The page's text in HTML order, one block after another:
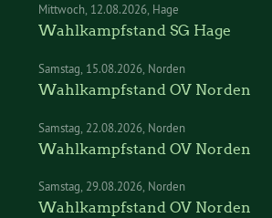
Mittwoch 12.08.2026 Hage
Wahlkampfstand SG Hage
Samstag 15.08.2026 Norden
Wahlkampfstand OV Norden
Samstag 22.08.2026 Norden
Wahlkampfstand OV Norden
Samstag 29.08.2026 Norden
Wahlkampfstand OV Norden